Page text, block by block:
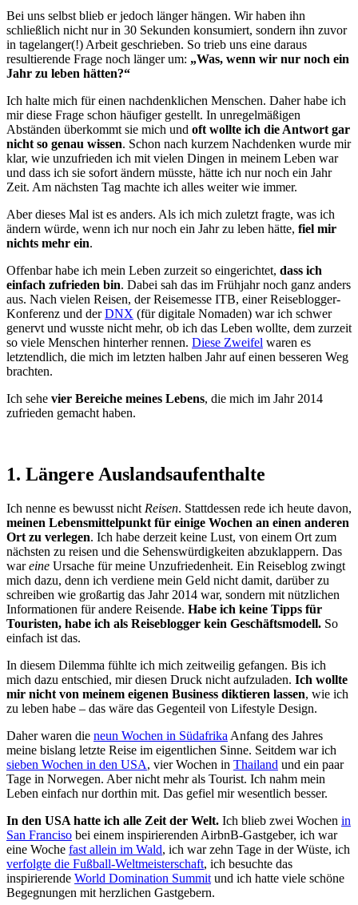
Bei uns selbst blieb er jedoch länger hängen. Wir haben ihn
schließlich nicht nur in 30 Sekunden konsumiert, sondern ihn zuvor
in tagelanger(!) Arbeit geschrieben. So trieb uns eine daraus
resultierende Frage noch länger um: „Was, wenn wir nur noch ein
Jahr zu leben hätten?“
Ich halte mich für einen nachdenklichen Menschen. Daher habe ich
mir diese Frage schon häufiger gestellt. In unregelmäßigen
Abständen überkommt sie mich und oft wollte ich die Antwort gar
nicht so genau wissen. Schon nach kurzem Nachdenken wurde mir
klar, wie unzufrieden ich mit vielen Dingen in meinem Leben war
und dass ich sie sofort ändern müsste, hätte ich nur noch ein Jahr
Zeit. Am nächsten Tag machte ich alles weiter wie immer.
Aber dieses Mal ist es anders. Als ich mich zuletzt fragte, was ich
ändern würde, wenn ich nur noch ein Jahr zu leben hätte, fiel mir
nichts mehr ein.
Offenbar habe ich mein Leben zurzeit so eingerichtet, dass ich
einfach zufrieden bin. Dabei sah das im Frühjahr noch ganz anders
aus. Nach vielen Reisen, der Reisemesse ITB, einer Reiseblogger-
Konferenz und derDNX (für digitale Nomaden) war ich schwer
genervt und wusste nicht mehr, ob ich das Leben wollte, dem zurzeit
so viele Menschen hinterher rennen. Diese Zweifel waren es
letztendlich, die mich im letzten halben Jahr auf einen besseren Weg
brachten.
Ich sehe vier Bereiche meines Lebens, die mich im Jahr 2014
zufrieden gemacht haben.
1. Längere Auslandsaufenthalte
Ich nenne es bewusst nicht Reisen. Stattdessen rede ich heute davon,
meinen Lebensmittelpunkt für einige Wochen an einen anderen
Ort zu verlegen. Ich habe derzeit keine Lust, von einem Ort zum
nächsten zu reisen und die Sehenswürdigkeiten abzuklappern. Das
wareine Ursache für meine Unzufriedenheit. Ein Reiseblog zwingt
mich dazu, denn ich verdiene mein Geld nicht damit, darüber zu
schreiben wie großartig das Jahr 2014 war, sondern mit nützlichen
Informationen für andere Reisende. Habe ich keine Tipps für
Touristen, habe ich als Reiseblogger kein Geschäftsmodell. So
einfach ist das.
In diesem Dilemma fühlte ich mich zeitweilig gefangen. Bis ich
mich dazu entschied, mir diesen Druck nicht aufzuladen. Ich wollte
mir nicht von meinem eigenen Business diktieren lassen, wie ich
zu leben habe – das wäre das Gegenteil von Lifestyle Design.
Daher waren die neun Wochen in Südafrika Anfang des Jahres
meine bislang letzte Reise im eigentlichen Sinne. Seitdem war ich
sieben Wochen in den USA, vier Wochen in Thailand und ein paar
Tage in Norwegen. Aber nicht mehr als Tourist. Ich nahm mein
Leben einfach nur dorthin mit. Das gefiel mir wesentlich besser.
In den USA hatte ich alle Zeit der Welt. Ich blieb zwei Wochen in
San Franciso bei einem inspirierenden AirbnB-Gastgeber, ich war
eine Woche fast allein im Wald, ich war zehn Tage in der Wüste, ich
verfolgte die Fußball-Weltmeisterschaft, ich besuchte das
inspirierende World Domination Summit und ich hatte viele schöne
Begegnungen mit herzlichen Gastgebern.